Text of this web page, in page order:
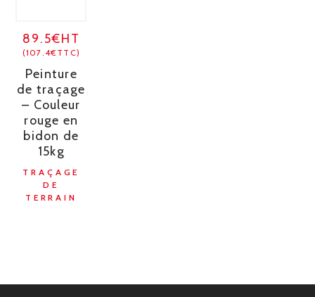
89.5€HT
(107.4€TTC)
Peinture
de traçage
– Couleur
rouge en
bidon de
15kg
TRAÇAGE
DE
TERRAIN